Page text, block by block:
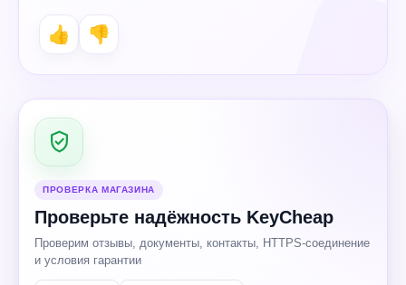
👍 👎
ПРОВЕРКА МАГАЗИНА
Проверьте надёжность KeyCheap
Проверим отзывы, документы, контакты, HTTPS-соединение
и условия гарантии